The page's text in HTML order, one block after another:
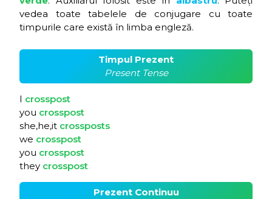
vedea toate tabelele de conjugare cu toate
timpurile care există în limba engleză.
Timpul Prezent
Present Tense
I crosspost
you crosspost
she,he,it crossposts
we crosspost
you crosspost
they crosspost
Prezent Continuu